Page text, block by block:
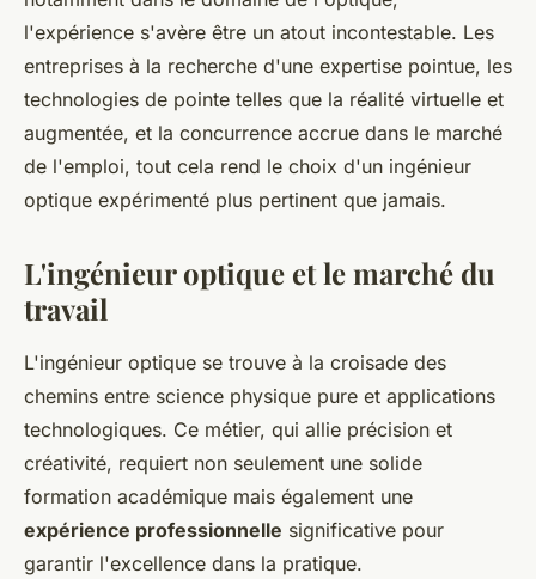
l'expérience s'avère être un atout incontestable. Les
entreprises à la recherche d'une expertise pointue, les
technologies de pointe telles que la réalité virtuelle et
augmentée, et la concurrence accrue dans le marché
de l'emploi, tout cela rend le choix d'un ingénieur
optique expérimenté plus pertinent que jamais.
L'ingénieur optique et le marché du
travail
L'ingénieur optique se trouve à la croisade des
chemins entre science physique pure et applications
technologiques. Ce métier, qui allie précision et
créativité, requiert non seulement une solide
formation académique mais également une
expérience professionnelle significative pour
garantir l'excellence dans la pratique.